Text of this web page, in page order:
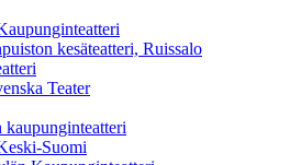
kesäteatteri, Ruissalo
Teater
kaupunginteatteri
Suomi